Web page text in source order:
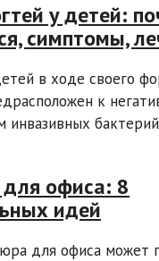
у детей:
симптомы,
в ходе своего
к
инвазивных
офиса: 8
идей
для офиса может